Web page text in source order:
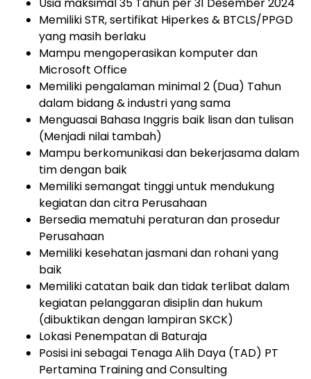
Usia maksimal 35 Tahun per 31 Desember 2024
Memiliki STR, sertifikat Hiperkes & BTCLS/PPGD
yang masih berlaku
Mampu mengoperasikan komputer dan
Microsoft Office
Memiliki pengalaman minimal 2 (Dua) Tahun
dalam bidang & industri yang sama
Menguasai Bahasa Inggris baik lisan dan tulisan
(Menjadi nilai tambah)
Mampu berkomunikasi dan bekerjasama dalam
tim dengan baik
Memiliki semangat tinggi untuk mendukung
kegiatan dan citra Perusahaan
Bersedia mematuhi peraturan dan prosedur
Perusahaan
Memiliki kesehatan jasmani dan rohani yang
baik
Memiliki catatan baik dan tidak terlibat dalam
kegiatan pelanggaran disiplin dan hukum
(dibuktikan dengan lampiran SKCK)
Lokasi Penempatan di Baturaja
Posisi ini sebagai Tenaga Alih Daya (TAD) PT
Pertamina Training and Consulting